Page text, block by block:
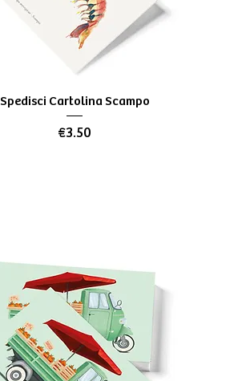
Quick View
Spedisci Cartolina Scampo
Price
€3.50